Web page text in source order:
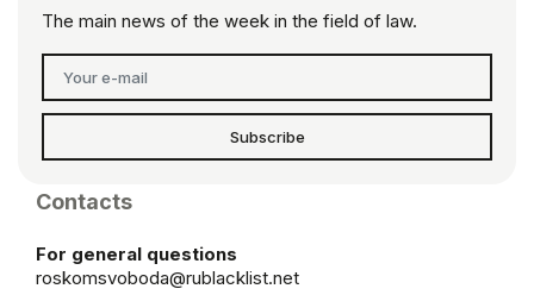
The main news of the week in the field of law.
Subscribe
Contacts
For general questions
roskomsvoboda@rublacklist.net